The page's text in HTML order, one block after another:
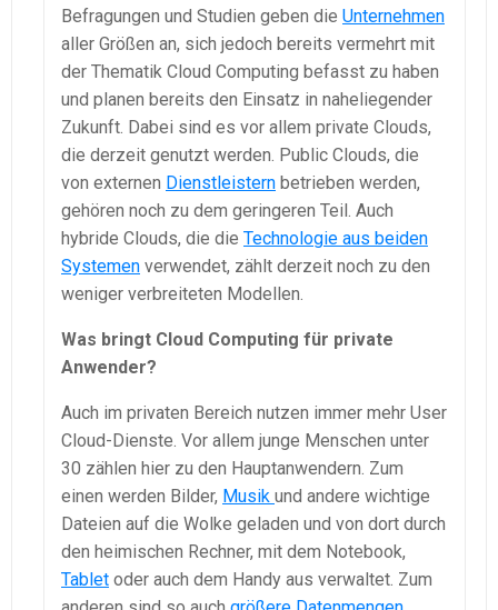
Befragungen und Studien geben die Unternehmen
aller Größen an, sich jedoch bereits vermehrt mit
der Thematik Cloud Computing befasst zu haben
und planen bereits den Einsatz in naheliegender
Zukunft. Dabei sind es vor allem private Clouds,
die derzeit genutzt werden. Public Clouds, die
von externen Dienstleistern betrieben werden,
gehören noch zu dem geringeren Teil. Auch
hybride Clouds, die die Technologie aus beiden
Systemen verwendet, zählt derzeit noch zu den
weniger verbreiteten Modellen.
Was bringt Cloud Computing für private
Anwender?
Auch im privaten Bereich nutzen immer mehr User
Cloud-Dienste. Vor allem junge Menschen unter
30 zählen hier zu den Hauptanwendern. Zum
einen werden Bilder, Musik und andere wichtige
Dateien auf die Wolke geladen und von dort durch
den heimischen Rechner, mit dem Notebook,
Tablet oder auch dem Handy aus verwaltet. Zum